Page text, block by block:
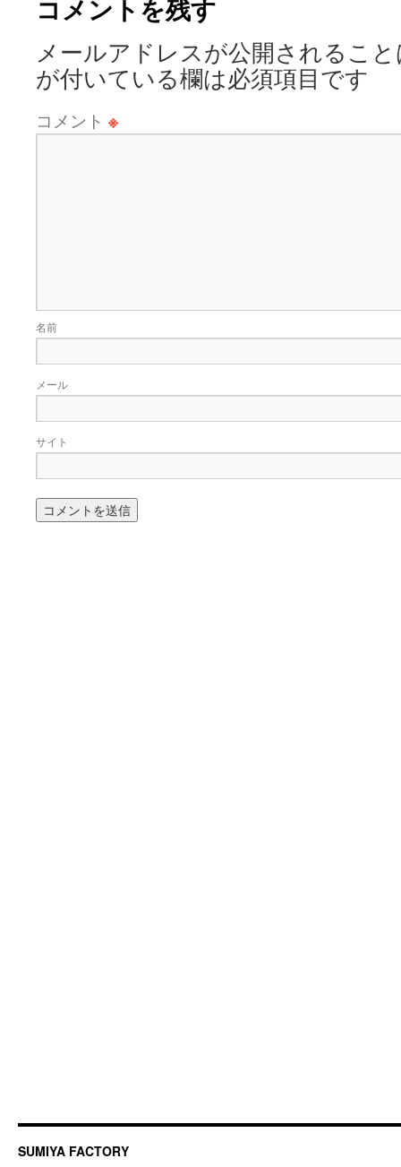
コメントを残す
メールアドレスが公開されるこ
が付いている欄は必須項目です
コメント ※
名前
メール
サイト
SUMIYA FACTORY